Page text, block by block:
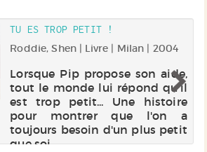
TU ES TROP PETIT !
Roddie, Shen | Livre | Milan | 2004
Lorsque Pip propose son aide,
tout le monde lui répond qu'il
est trop petit... Une histoire
pour montrer que l'on a
toujours besoin d'un plus petit
que soi.